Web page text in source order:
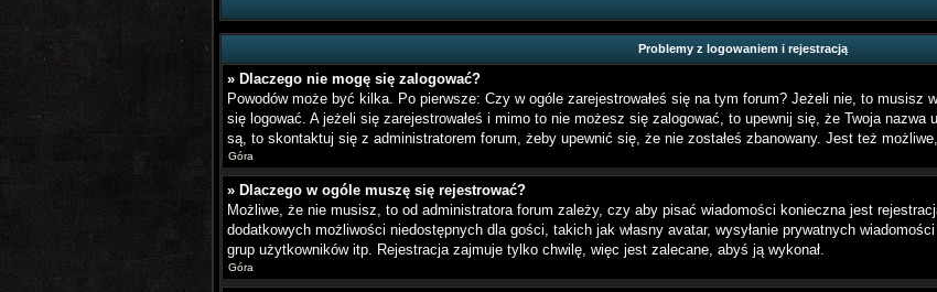
Problemy z logowaniem i rejestracją
» Dlaczego nie mogę się zalogować?
Powodów może być kilka. Po pierwsze: Czy w ogóle zarejestrowałeś się na tym forum? Jeżeli nie, to musisz
się logować. A jeżeli się zarejestrowałeś i mimo to nie możesz się zalogować, to upewnij się, że Twoja nazwa
są, to skontaktuj się z administratorem forum, żeby upewnić się, że nie zostałeś zbanowany. Jest też
Góra
» Dlaczego w ogóle muszę się rejestrować?
Możliwe, że nie musisz, to od administratora forum zależy, czy aby pisać wiadomości konieczna jest
dodatkowych możliwości niedostępnych dla gości, takich jak własny avatar, wysyłanie prywatnych
grup użytkowników itp. Rejestracja zajmuje tylko chwilę, więc jest zalecane, abyś ją wykonał.
Góra